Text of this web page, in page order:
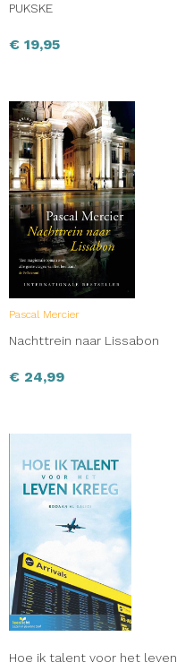
PUKSKE
€ 19,95
Pascal Mercier
Nachttrein naar Lissabon
€ 24,99
Hoe ik talent voor het leven